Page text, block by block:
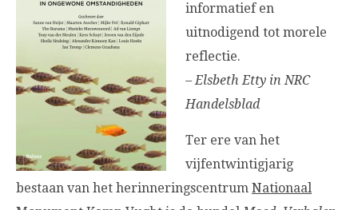
informatief en
uitnodigend tot morele
reflectie.
– Elsbeth Etty in NRC
Handelsblad
Ter ere van het
vijfentwintigjarig
bestaan van het herinneringscentrum Nationaal